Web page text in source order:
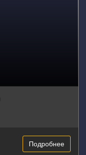
Подробнее